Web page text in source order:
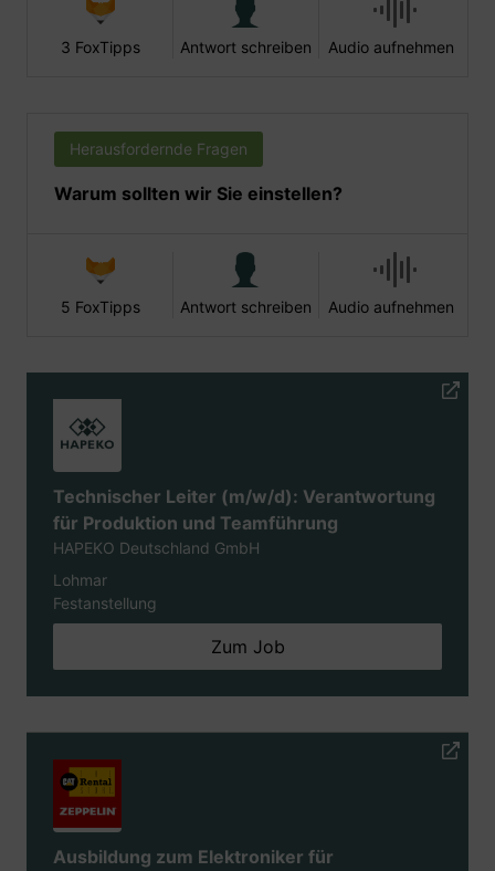
3 FoxTipps Antwort schreiben Audio aufnehmen
Herausfordernde Fragen
Warum sollten wir Sie einstellen?
5 FoxTipps Antwort schreiben Audio aufnehmen
Technischer Leiter (m/w/d): Verantwortung
für Produktion und Teamführung
HAPEKO Deutschland GmbH
Lohmar
Festanstellung
Zum Job
Ausbildung zum Elektroniker für